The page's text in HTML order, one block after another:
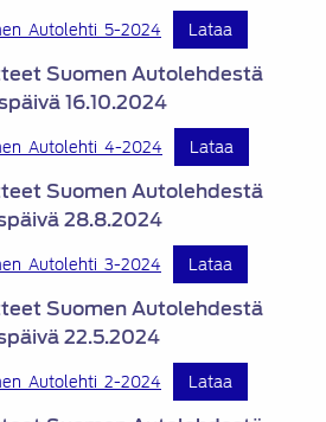
2024 Lataa
Suomen Autolehdestä
16.10.2024
2024 Lataa
Suomen Autolehdestä
28.8.2024
2024 Lataa
Suomen Autolehdestä
22.5.2024
2024 Lataa